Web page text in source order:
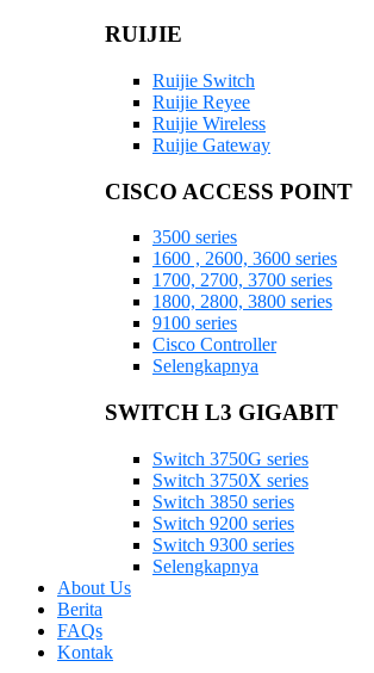
RUIJIE
Ruijie Switch
Ruijie Reyee
Ruijie Wireless
Ruijie Gateway
CISCO ACCESS POINT
3500 series
1600 , 2600, 3600 series
1700, 2700, 3700 series
1800, 2800, 3800 series
9100 series
Cisco Controller
Selengkapnya
SWITCH L3 GIGABIT
Switch 3750G series
Switch 3750X series
Switch 3850 series
Switch 9200 series
Switch 9300 series
Selengkapnya
About Us
Berita
FAQs
Kontak